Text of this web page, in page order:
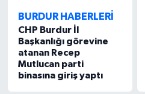
BURDUR HABERLERİ
CHP Burdur İl
Başkanlığı görevine
atanan Recep
Mutlucan parti
binasına giriş yaptı